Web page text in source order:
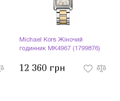
Michael Kors Жіночий
годинник MK4967 (1799876)
12 360 грн